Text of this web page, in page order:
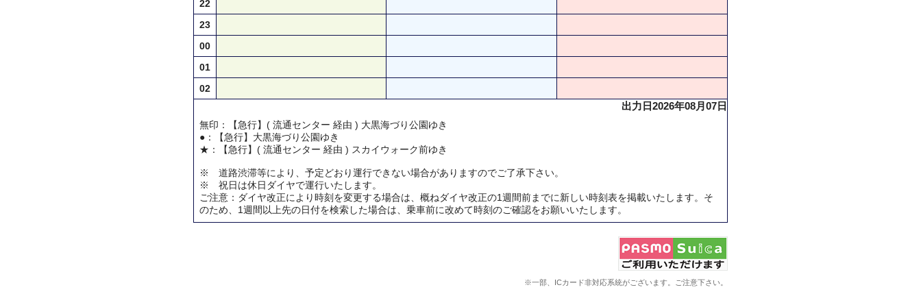
22
23
00
01
02
出力日2026年08月07日
無印：【急行】( 流通センター 経由 ) 大黒海づり公園ゆき
●：【急行】大黒海づり公園ゆき
★：【急行】( 流通センター 経由 ) スカイウォーク前ゆき
※ 道路渋滞等により、予定どおり運行できない場合がありますのでご了承下さい。
※ 祝日は休日ダイヤで運行いたします。
ご注意：ダイヤ改正により時刻を変更する場合は、概ねダイヤ改正の1週間前までに新しい時刻表を掲載いたします。そ
のため、1週間以上先の日付を検索した場合は、乗車前に改めて時刻のご確認をお願いいたします。
※一部、ICカード非対応系統がございます。ご注意下さい。